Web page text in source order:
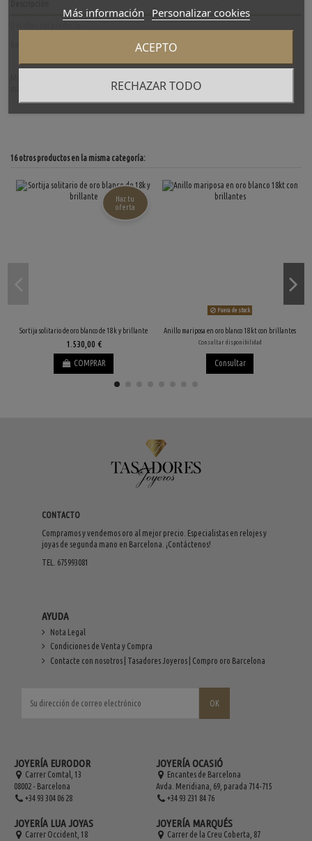
mate y un acabado al estilo de bandas. Talla: 23. Peso: 13.08gr.
16 otros productos en la misma categoría:
Sortija solitario de oro blanco de 18k y brillante
1.530,00 €
COMPRAR
Haz tu
oferta
Fuera de stock
Anillo mariposa en oro blanco 18kt con brillantes
Consultar disponibilidad
Consultar
CONTACTO
Compramos y vendemos oro al mejor precio. Especialistas en relojes y
joyas de segunda mano en Barcelona. ¡Contáctenos!
TEL. 675993081
AYUDA
Nota Legal
Condiciones de Venta y Compra
Contacte con nosotros | Tasadores Joyeros | Compro oro Barcelona
JOYERÍA EURODOR
Carrer Comtal, 13
08002 - Barcelona
+34 93 304 06 28
JOYERÍA LUA JOYAS
Carrer Occident, 18
JOYERÍA OCASIÓ
Encantes de Barcelona
Avda. Meridiana, 69, parada 714-715
+34 93 231 84 76
JOYERÍA MARQUÉS
Carrer de la Creu Coberta, 87
Más información Personalizar cookies
RECHAZAR TODO
ACEPTO